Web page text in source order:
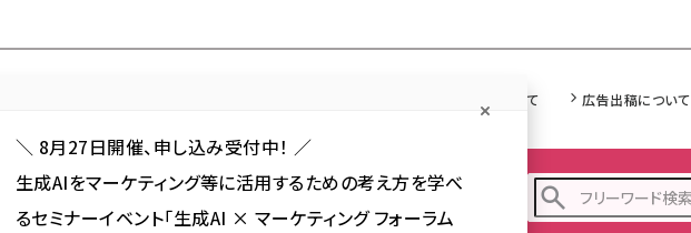
Web担について 広告出稿について
カテゴリ／種別 から探す セミナー／イベント から探す
＼ 8月27日開催、申し込み受付中！ ／
生成AIをマーケティング等に活用するための考え方を学べ
るセミナーイベント「生成AI × マーケティング フォーラム